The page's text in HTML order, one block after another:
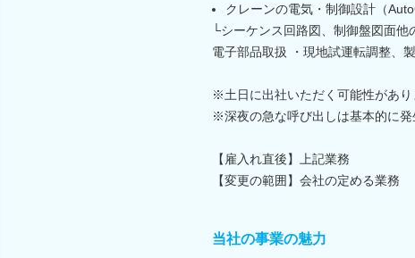
クレーンの電気・制御設計（
└シーケンス回路図、制御盤図面
電子部品取扱 ・現地試運転調整、
※土日に出社いただく可能性があり
※深夜の急な呼び出しは基本的に発
【雇入れ直後】上記業務
【変更の範囲】会社の定める業務
当社の事業の魅力